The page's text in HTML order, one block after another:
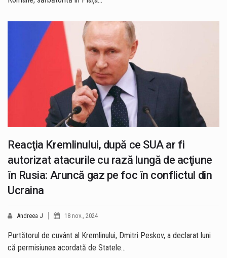
Reacţia Kremlinului, după ce SUA ar fi
autorizat atacurile cu rază lungă de acţiune
în Rusia: Aruncă gaz pe foc în conflictul din
Ucraina
Andreea J 18 nov., 2024
Purtătorul de cuvânt al Kremlinului, Dmitri Peskov, a declarat luni
că permisiunea acordată de Statele…